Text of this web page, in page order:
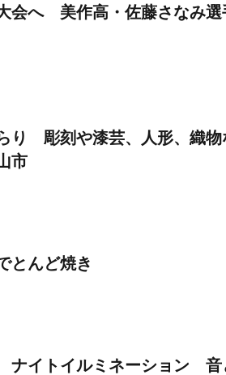
会へ 美作高・佐藤さなみ
り 彫刻や漆芸、人形、織
市
とんど焼き
イトイルミネーション 音